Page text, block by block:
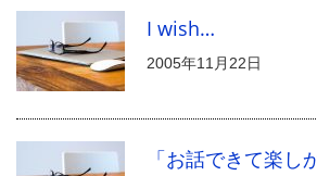
I wish…
2005年11月22日
「お話できて楽し